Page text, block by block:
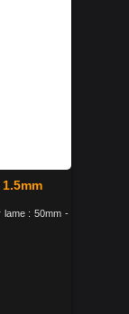
lame : 50mm -